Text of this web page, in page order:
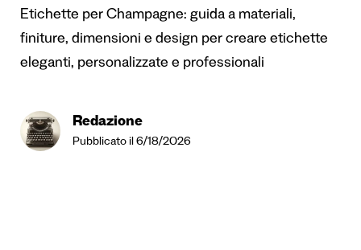
Etichette per Champagne: guida a materiali,
finiture, dimensioni e design per creare etichette
eleganti, personalizzate e professionali
Redazione
Pubblicato il 6/18/2026